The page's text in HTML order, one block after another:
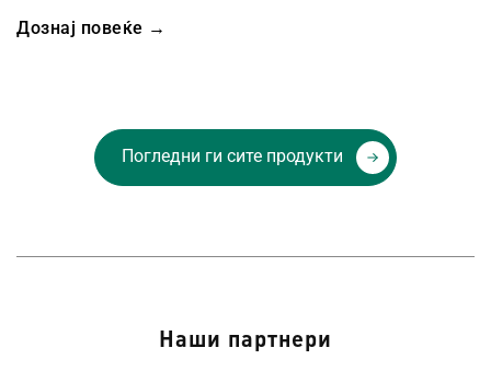
Дознај повеќе →
Погледни ги сите продукти
Наши партнери